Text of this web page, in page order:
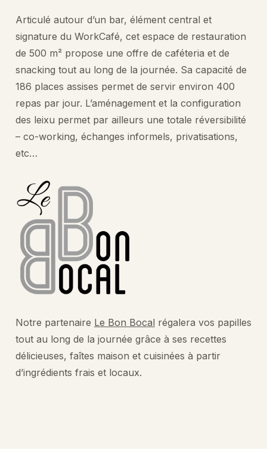
Articulé autour d’un bar, élément central et
signature du WorkCafé, cet espace de restauration
de 500 m² propose une offre de caféteria et de
snacking tout au long de la journée. Sa capacité de
186 places assises permet de servir environ 400
repas par jour. L’aménagement et la configuration
des leixu permet par ailleurs une totale réversibilité
– co-working, échanges informels, privatisations,
etc…
Notre partenaire Le Bon Bocal régalera vos papilles
tout au long de la journée grâce à ses recettes
délicieuses, faîtes maison et cuisinées à partir
d’ingrédients frais et locaux.